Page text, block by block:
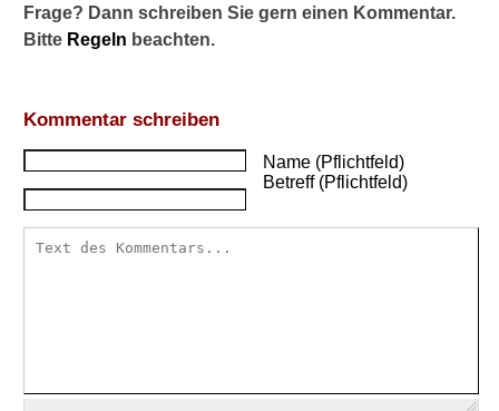
Frage? Dann schreiben Sie gern einen Kommentar.
Bitte Regeln beachten.
Kommentar schreiben
Name (Pflichtfeld)
Betreff (Pflichtfeld)